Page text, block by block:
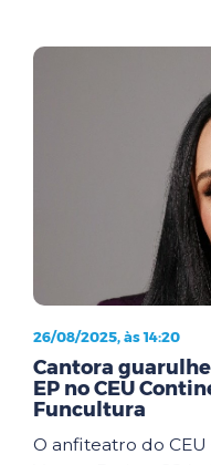
26/08/2025, às 14:20
Cantora
EP no CEU
Funcultura
O anfiteatro do